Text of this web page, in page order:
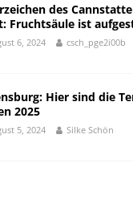
des
Fruchtsäule ist
6, 2024 csch_pge2i00b
Hier sind die
2025
5, 2024 Silke Schön